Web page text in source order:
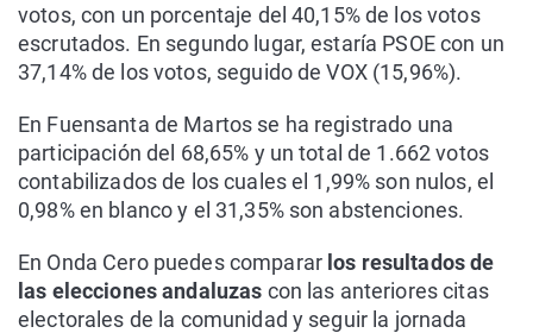
votos, con un porcentaje del 40,15% de los votos
escrutados. En segundo lugar, estaría PSOE con un
37,14% de los votos, seguido de VOX (15,96%).
En Fuensanta de Martos se ha registrado una
participación del 68,65% y un total de 1.662 votos
contabilizados de los cuales el 1,99% son nulos, el
0,98% en blanco y el 31,35% son abstenciones.
En Onda Cero puedes comparar los resultados de
las elecciones andaluzas con las anteriores citas
electorales de la comunidad y seguir la jornada